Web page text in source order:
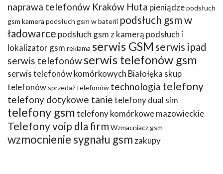
naprawa telefonów Kraków Huta pieniądzepodsłuch
gsm kamera podsłuch gsm w baterii podsłuch gsm w
ładowarce podsłuch gsm z kamerą podsłuch i
lokalizator gsm reklama serwis GSM serwis ipad
serwis telefonówserwis telefonów gsm
serwis telefonów komórkowych Białołęka skup
telefonów sprzedaż telefonów technologia telefony
telefony dotykowe tanietelefony dual sim
telefony gsmtelefony komórkowe mazowieckie
Telefony voip dla firm Wzmacniacz gsm
wzmocnienie sygnału gsm zakupy